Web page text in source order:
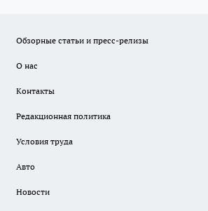
Обзорные статьи и пресс-релизы
О нас
Контакты
Редакционная политика
Условия труда
Авто
Новости